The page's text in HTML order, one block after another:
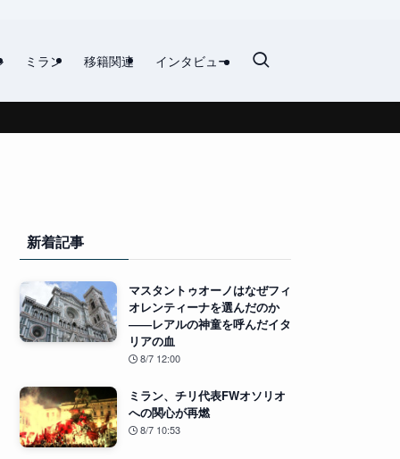
ミラン 移籍関連 インタビュー
新着記事
マスタントゥオーノはなぜフィ
オレンティーナを選んだのか
――レアルの神童を呼んだイタ
リアの血
8/7 12:00
ミラン、チリ代表FWオソリオ
への関心が再燃
8/7 10:53